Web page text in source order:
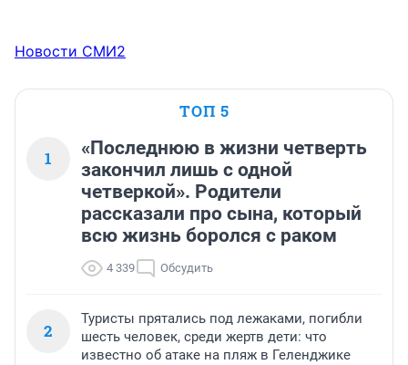
Новости СМИ2
ТОП 5
1
«Последнюю в жизни четверть
закончил лишь с одной
четверкой». Родители
рассказали про сына, который
всю жизнь боролся с раком
4 339 Обсудить
2
Туристы прятались под лежаками, погибли
шесть человек, среди жертв дети: что
известно об атаке на пляж в Геленджике